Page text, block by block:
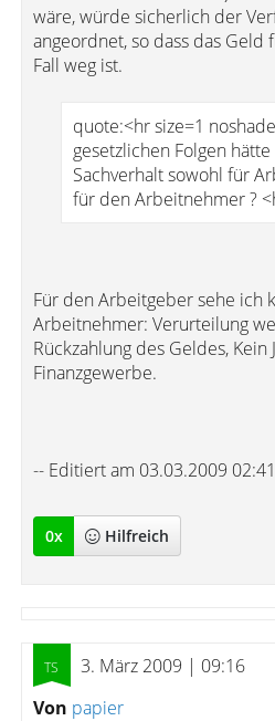
wäre, würde sicherlich der
angeordnet, so dass das Geld
Fall weg ist.
quote:<hr size=1
gesetzlichen Folgen
Sachverhalt sowohl für
für den Arbeitnehmer ?
Für den Arbeitgeber sehe ich
Arbeitnehmer: Verurteilung
Rückzahlung des Geldes, Kein
Finanzgewerbe.
-- Editiert am 03.03.2009 02:41
0x Hilfreich
3. März 2009 | 09:16
Von papier